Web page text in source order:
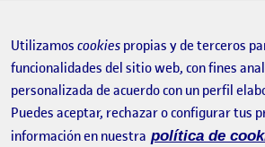
Utilizamos cookies propias y de terceros
funcionalidades del sitio web, con fines
personalizada de acuerdo con un perfil
Puedes aceptar, rechazar o configurar tus
información en nuestra política de